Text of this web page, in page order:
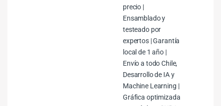
precio |
Ensamblado y
testeado por
expertos | Garantía
local de 1 año |
Envío a todo Chile,
Desarrollo de IA y
Machine Learning |
Gráfica optimizada